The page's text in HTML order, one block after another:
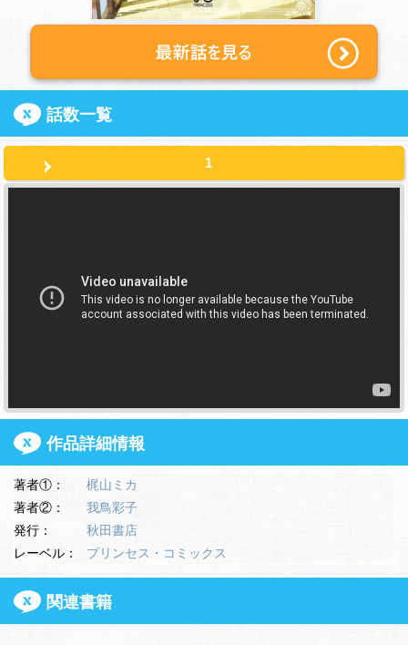
話数一覧
1
作品詳細情報
著者①：
梶山ミカ
著者②：
我鳥彩子
発行：
秋田書店
レーベル：
プリンセス・コミックス
関連書籍